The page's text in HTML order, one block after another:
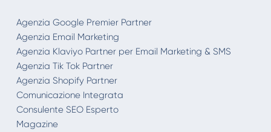
Agenzia Google Premier Partner
Agenzia Email Marketing
Agenzia Klaviyo Partner per Email Marketing & SMS
Agenzia Tik Tok Partner
Agenzia Shopify Partner
Comunicazione Integrata
Consulente SEO Esperto
Magazine